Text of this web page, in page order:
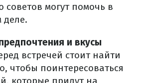
советов могут помочь в
деле.
и вкусы
встречей стоит найти
чтобы поинтересоваться
которые придут на